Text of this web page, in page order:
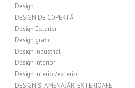
Design
DESIGN DE COPERTĂ
Design Exterior
Design grafic
Design industrial
Design Interior
Design interior/exterior
DESIGN ȘI AMENAJĂRI EXTERIOARE